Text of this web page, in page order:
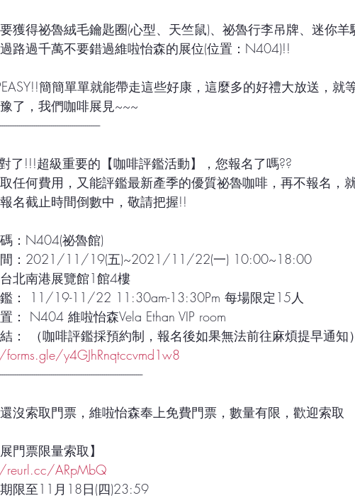
獲得祕魯絨毛鑰匙圈(心型、天竺鼠)、祕魯行李吊牌、迷你羊
路過千萬不要錯過維啦怡森的展位(位置：N404)!!
簡簡單單就能帶走這些好康，這麼多的好禮大放送，就
了，我們咖啡展見~~~
了!!!超級重要的【咖啡評鑑活動】，您報名了嗎??
任何費用，又能評鑑最新產季的優質祕魯咖啡，再不報名，
名截止時間倒數中，敬請把握!!
：N404(祕魯館)
間：2021/11/19(五)~2021/11/22(一) 10:00~18:00
北南港展覽館1館4樓
： 11/19-11/22 11:30am-13:30Pm 每場限定15人
： N404 維啦怡森Vela Ethan VIP room
： （咖啡評鑑採預約制，報名後如果無法前往麻煩提早通知
y4GJhRnqtccvmd1w8
沒索取門票，維啦怡森奉上免費門票，數量有限，歡迎索取
展門票限量索取】
ARpMbQ
限至11月18日(四)23:59